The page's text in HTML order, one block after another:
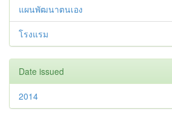
แผนพัฒนาตนเอง
โรงแรม
Date issued
2014